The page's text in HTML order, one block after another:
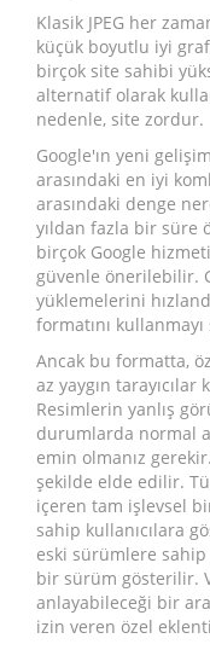
Klasik JPEG her
küçük boyutlu iyi
birçok site sahibi
alternatif olarak
nedenle, site zordur.
Google'ın yeni
arasındaki en iyi
arasındaki denge
yıldan fazla bir süre
birçok Google
güvenle önerilebilir.
yüklemelerini
formatını
Ancak bu formatta,
az yaygın
Resimlerin yanlış
durumlarda normal
emin olmanız
şekilde elde edilir.
içeren tam işlevsel
sahip kullanıcılara
eski sürümlere
bir sürüm gösterilir.
anlayabileceği bir
izin veren özel